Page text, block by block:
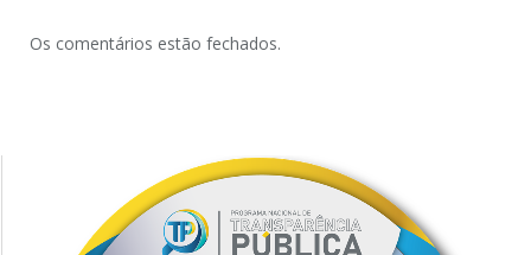
Os comentários estão fechados.